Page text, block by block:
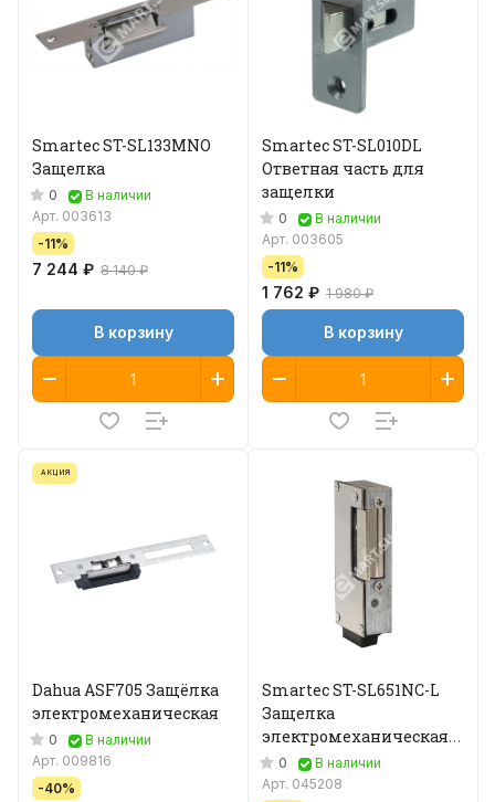
Smartec ST-SL133MNO
Защелка
0
В наличии
Арт. 003613
-11%
7 244 ₽ 8 140 ₽
В корзину
Smartec ST-SL010DL
Ответная часть для
защелки
0
В наличии
Арт. 003605
-11%
1 762 ₽ 1 980 ₽
В корзину
АКЦИЯ
Dahua ASF705 Защёлка
электромеханическая
0
В наличии
Арт. 009816
-40%
Smartec ST-SL651NC-L
Защелка
электромеханическая
без планки
0
В наличии
Арт. 045208